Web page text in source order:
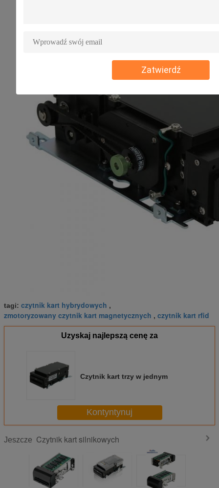
Zatwierdź
tagi: czytnik kart hybrydowych ,
zmotoryzowany czytnik kart magnetycznych , czytnik kart rfid
Uzyskaj najlepszą cenę za
Czytnik kart trzy w jednym
Kontyntynuj
Jeszcze Czytnik kart silnikowych